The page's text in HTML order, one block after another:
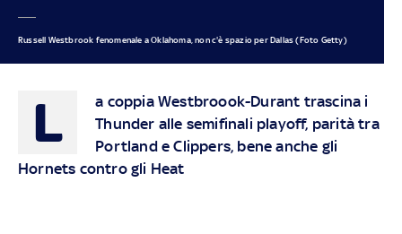
Russell Westbrook fenomenale a Oklahoma, non c'è spazio per Dallas (Foto Getty)
L
a coppia Westbroook-Durant trascina i
Thunder alle semifinali playoff, parità tra
Portland e Clippers, bene anche gli
Hornets contro gli Heat